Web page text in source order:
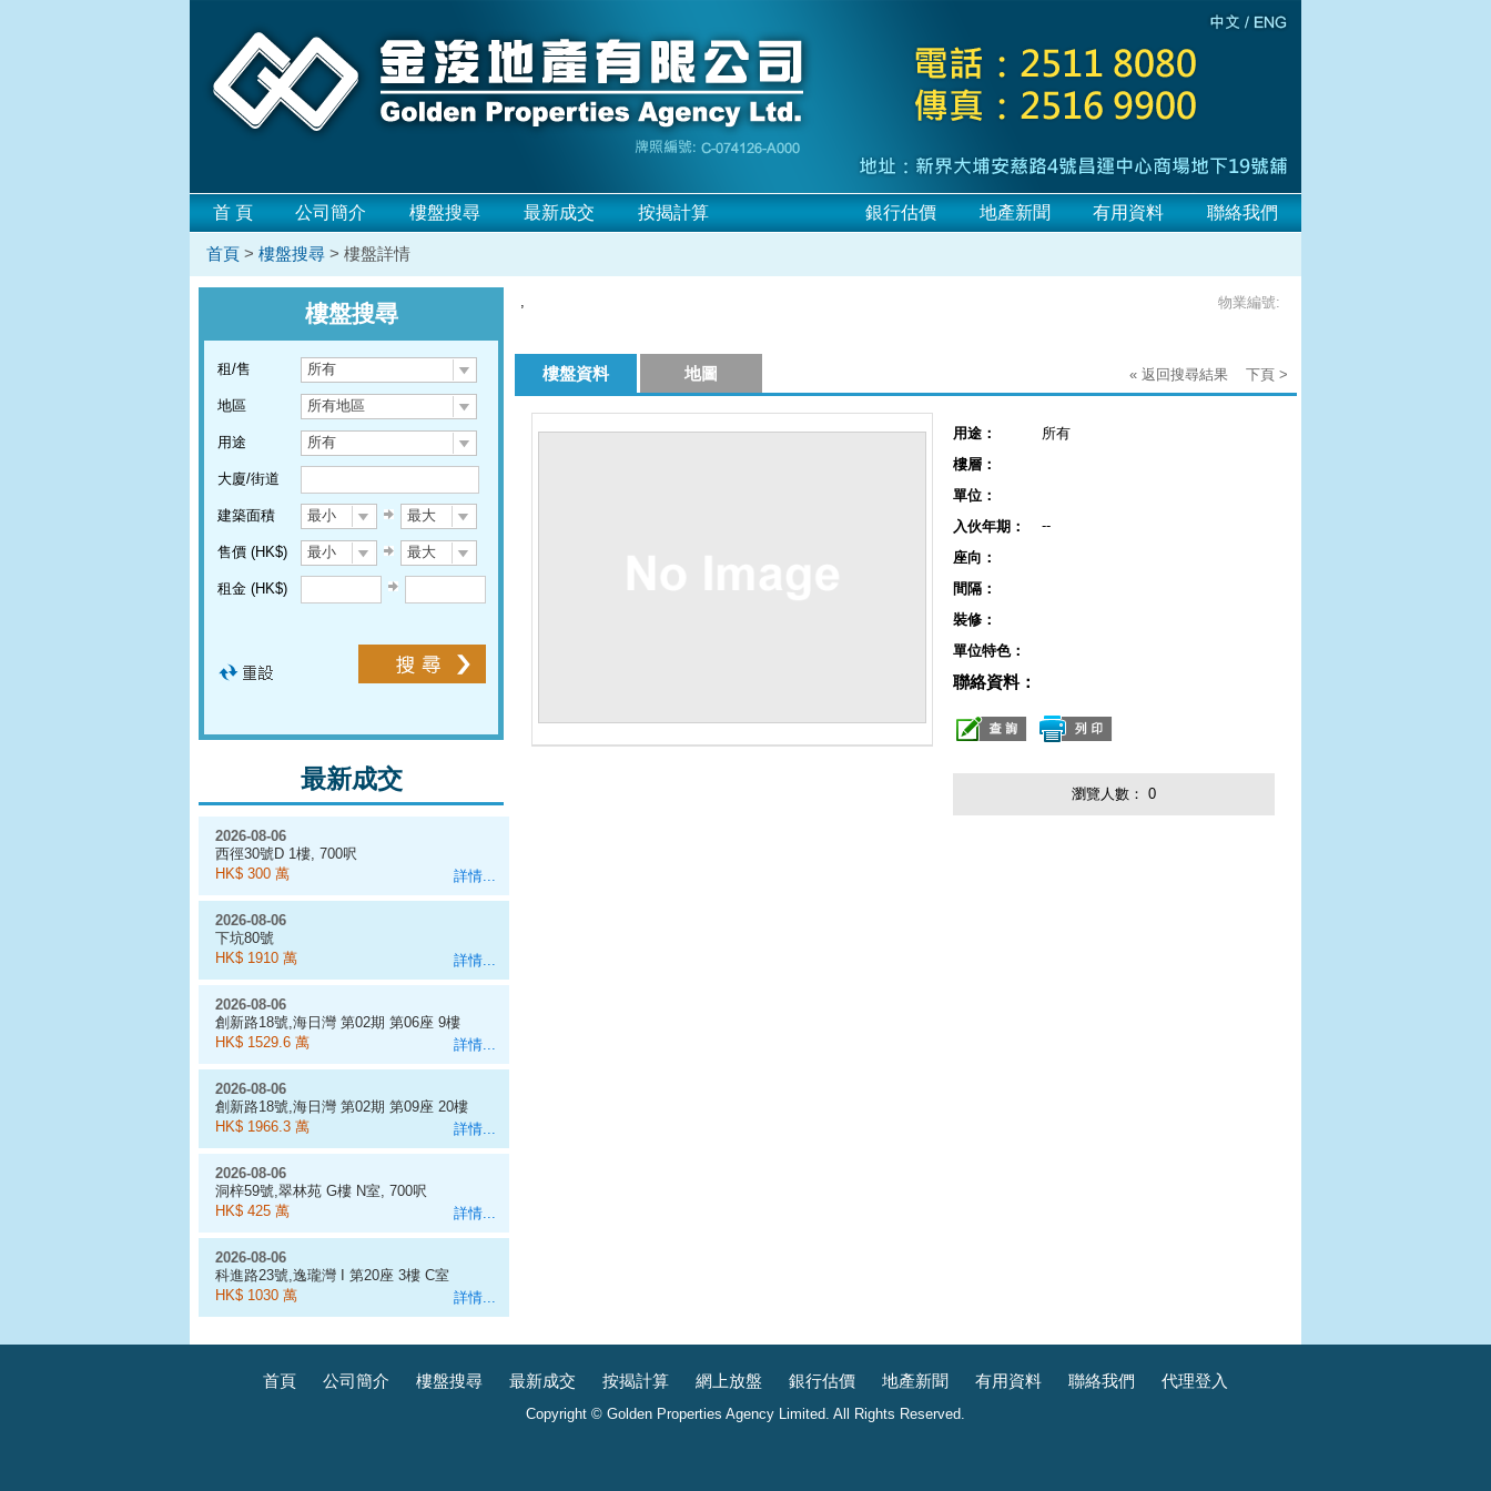
首 頁 公司簡介 樓盤搜尋 最新成交 按揭計算 銀行估價 地產新聞 有用資料 聯絡我們
首頁 > 樓盤搜尋 > 樓盤詳情
樓盤搜尋
租/售 所有
地區 所有地區
用途 所有
大廈/街道
建築面積 最小 最大
售價 (HK$) 最小 最大
租金 (HK$)
最新成交
詳情...
2026-08-06
西徑30號D 1樓, 700呎
HK$ 300 萬
詳情...
2026-08-06
下坑80號
HK$ 1910 萬
詳情...
2026-08-06
創新路18號,海日灣 第02期 第06座 9樓
D室
HK$ 1529.6 萬
詳情...
2026-08-06
創新路18號,海日灣 第02期 第09座 20樓
J室
HK$ 1966.3 萬
詳情...
2026-08-06
洞梓59號,翠林苑 G樓 N室, 700呎
HK$ 425 萬
詳情...
2026-08-06
科進路23號,逸瓏灣 I 第20座 3樓 C室
HK$ 1030 萬
, 物業編號:
樓盤資料 地圖 « 返回搜尋結果 下頁 >
用途：
所有
樓層：
單位：
入伙年期：
--
座向：
間隔：
裝修：
單位特色：
聯絡資料：
瀏覽人數： 0
首頁 公司簡介 樓盤搜尋 最新成交 按揭計算 網上放盤 銀行估價 地產新聞 有用資料 聯絡我們 代理登入
Copyright © Golden Properties Agency Limited. All Rights Reserved.